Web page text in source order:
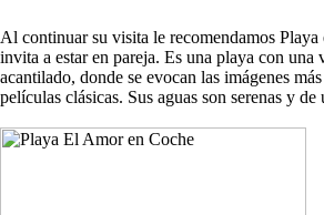
Al continuar su visita le recomendamos
invita a estar en pareja. Es una playa con una
acantilado, donde se evocan las imágenes
películas clásicas. Sus aguas son serenas y